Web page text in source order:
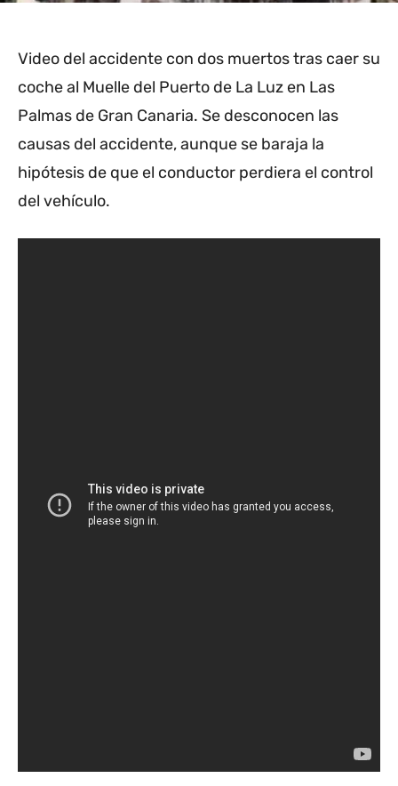
Video del accidente con dos muertos tras caer su
coche al Muelle del Puerto de La Luz en Las
Palmas de Gran Canaria. Se desconocen las
causas del accidente, aunque se baraja la
hipótesis de que el conductor perdiera el control
del vehículo.